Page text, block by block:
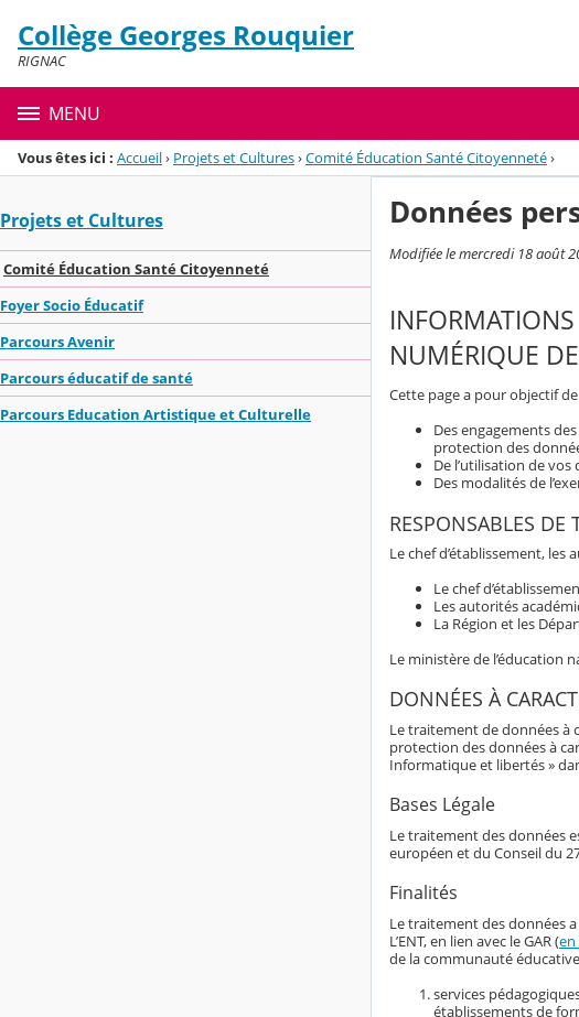
Menu de la rubrique
Contenu
Collège Georges Rouquier
RIGNAC
MENU
Vous êtes ici : Accueil› Projets et Cultures›Comité Éducation Santé Citoyenneté›
Projets et Cultures
Comité Éducation Santé Citoyenneté
Foyer Socio Éducatif
Parcours Avenir
Parcours éducatif de santé
Parcours Education Artistique et Culturelle
Données
Modifiée le mercredi 18 août
NUMÉRIQUE
Cette page a pour objectif
Des engagements
protection des
De l’utilisation de
Des modalités de
RESPONSABLES DE
Le chef d’établissement,
Le chef
Les autorités
La Région et les
Le ministère de l’éducation
DONNÉES À
Le traitement de données à
protection des données à
Informatique et libertés »
Bases Légale
Le traitement des données
européen et du Conseil du
Finalités
Le traitement des données
L’ENT, en lien avec le GAR (en
de la communauté
services
établissements de